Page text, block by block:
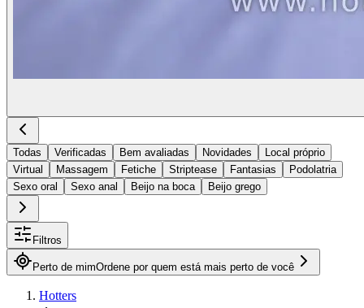
Todas Verificadas Bem avaliadas Novidades
Local próprio
Virtual
Massagem Fetiche Striptease Fantasias
Podolatria
Sexo oral
Sexo anal Beijo na boca Beijo grego
Filtros
Perto de mimOrdene por quem está mais perto de você
Hotters